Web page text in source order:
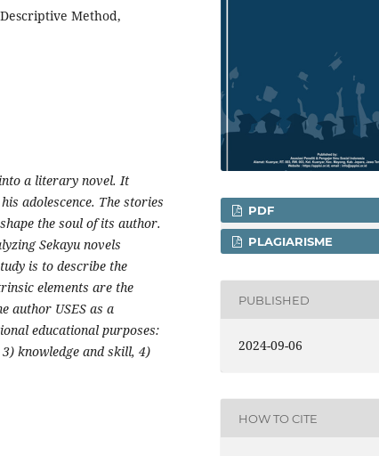
Method,
a literary novel. It
adolescence. The stories
the soul of its author.
Sekayu novels
is to describe the
elements are the
author USES as a
educational purposes:
knowledge and skill, 4)
PDF
PLAGIARISME
PUBLISHED
2024-09-06
HOW TO CITE